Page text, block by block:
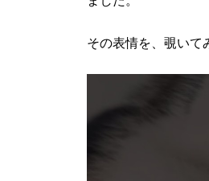
その表情を、覗いて